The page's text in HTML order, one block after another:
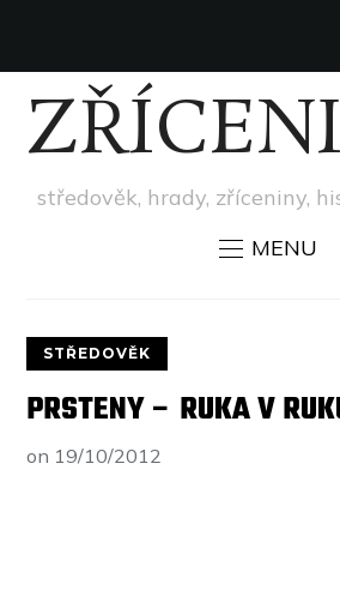
středověk, hrady, zříceniny,
MENU
STŘEDOVĚK
PRSTENY – RUKA V
on 19/10/2012